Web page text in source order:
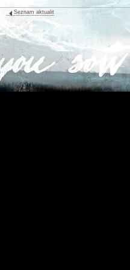
Seznam aktualit